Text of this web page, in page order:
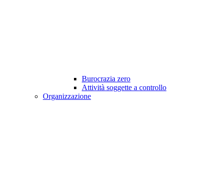
Burocrazia zero
Attività soggette a controllo
Organizzazione